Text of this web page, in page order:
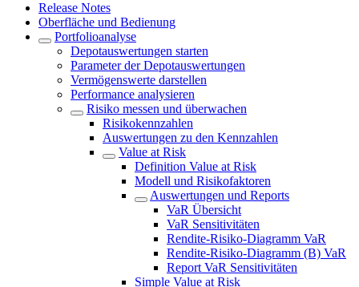
Release Notes
Oberfläche und Bedienung
Portfolioanalyse
Depotauswertungen starten
Parameter der Depotauswertungen
Vermögenswerte darstellen
Performance analysieren
Risiko messen und überwachen
Risikokennzahlen
Auswertungen zu den Kennzahlen
Value at Risk
Definition Value at Risk
Modell und Risikofaktoren
Auswertungen und Reports
VaR Übersicht
VaR Sensitivitäten
Rendite-Risiko-Diagramm VaR
Rendite-Risiko-Diagramm (B) VaR
Report VaR Sensitivitäten
Simple Value at Risk